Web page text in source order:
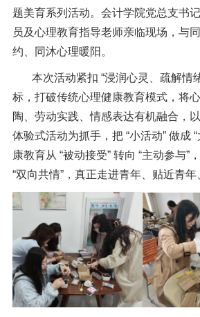
题美育系列活动。会计学院党总支书
员及心理教育指导老师亲临现场，与
约、同沐心理暖阳。
本次活动紧扣 “浸润心灵、疏解情
标，打破传统心理健康教育模式，将
陶、劳动实践、情感表达有机融合，
体验式活动为抓手，把 “小活动” 做成
康教育从 “被动接受” 转向 “主动参与”
“双向共情”，真正走进青年、贴近青年